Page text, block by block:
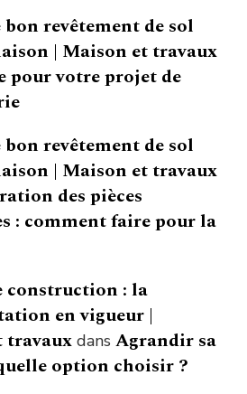
revêtement de sol
| Maison et travaux
pour votre projet de
revêtement de sol
| Maison et travaux
des pièces
: comment faire pour la
construction : la
en vigueur |
travaux dans Agrandir sa
option choisir ?